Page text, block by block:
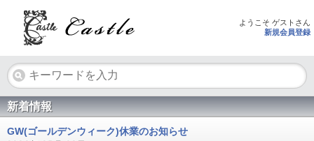
ようこそ ゲストさん
新規会員登録
新着情報
GW(ゴールデンウィーク)休業のお知らせ